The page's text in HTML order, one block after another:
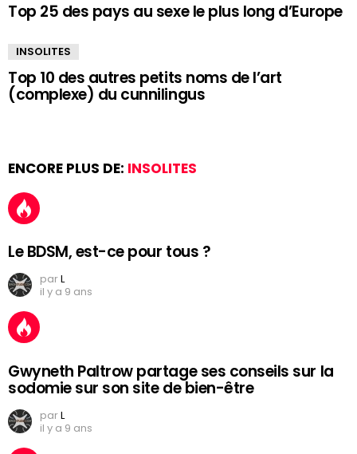
Top 25 des pays au sexe le plus long d’Europe
INSOLITES
Top 10 des autres petits noms de l’art
(complexe) du cunnilingus
ENCORE PLUS DE: INSOLITES
Le BDSM, est-ce pour tous ?
parL
il y a 9 ans
Gwyneth Paltrow partage ses conseils sur la
sodomie sur son site de bien-être
parL
il y a 9 ans